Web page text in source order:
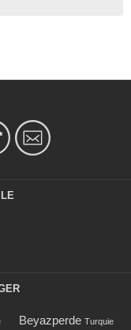
Beyazperde Turquie